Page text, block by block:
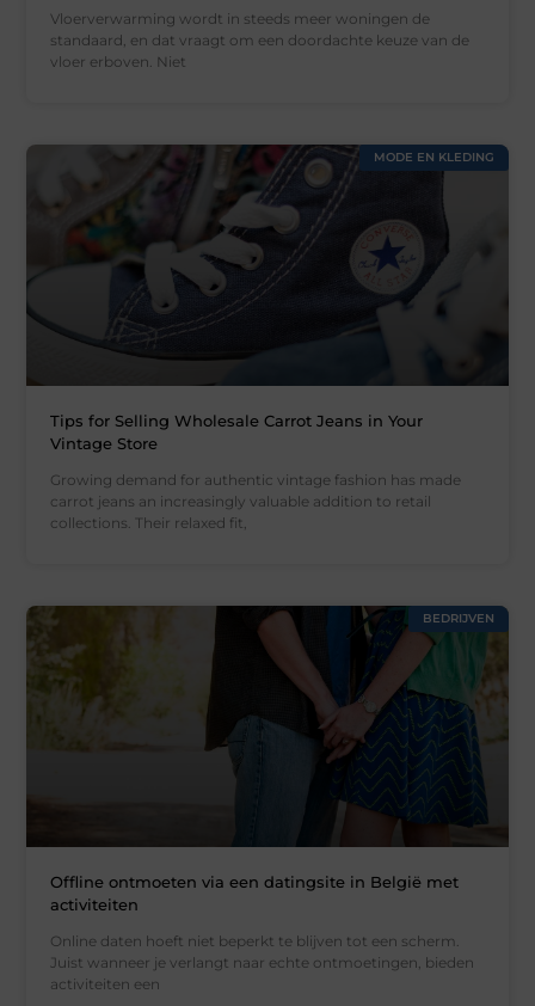
Vloerverwarming wordt in steeds meer woningen de
standaard, en dat vraagt om een doordachte keuze van de
vloer erboven. Niet
MODE EN KLEDING
Tips for Selling Wholesale Carrot Jeans in Your
Vintage Store
Growing demand for authentic vintage fashion has made
carrot jeans an increasingly valuable addition to retail
collections. Their relaxed fit,
BEDRIJVEN
Offline ontmoeten via een datingsite in België met
activiteiten
Online daten hoeft niet beperkt te blijven tot een scherm.
Juist wanneer je verlangt naar echte ontmoetingen, bieden
activiteiten een